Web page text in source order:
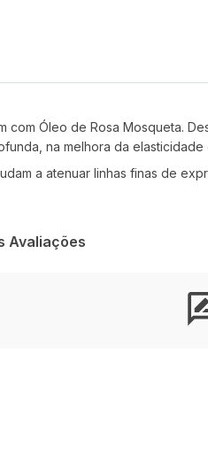
Óleo de Rosa Mosqueta.
na melhora da
a atenuar linhas finas de
Avaliações